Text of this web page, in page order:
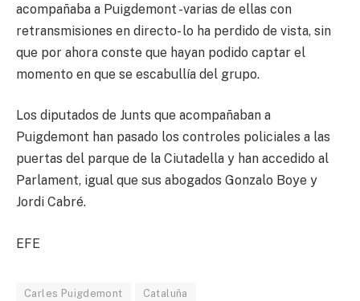
acompañaba a Puigdemont -varias de ellas con
retransmisiones en directo- lo ha perdido de vista, sin
que por ahora conste que hayan podido captar el
momento en que se escabullía del grupo.
Los diputados de Junts que acompañaban a
Puigdemont han pasado los controles policiales a las
puertas del parque de la Ciutadella y han accedido al
Parlament, igual que sus abogados Gonzalo Boye y
Jordi Cabré.
EFE
Carles Puigdemont Cataluña